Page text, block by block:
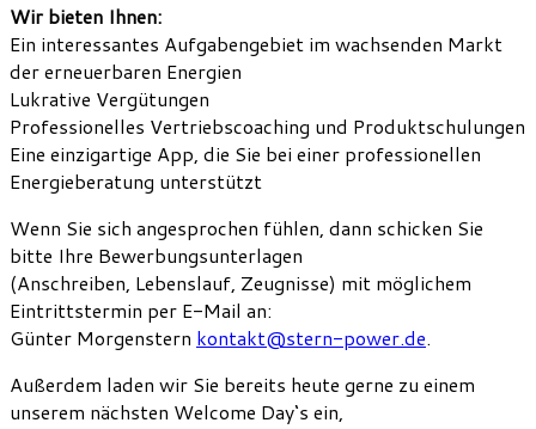
Wir bieten Ihnen:
Ein interessantes Aufgabengebiet im wachsenden Markt
der erneuerbaren Energien
Lukrative Vergütungen
Professionelles Vertriebscoaching und Produktschulungen
Eine einzigartige App, die Sie bei einer professionellen
Energieberatung unterstützt
Wenn Sie sich angesprochen fühlen, dann schicken Sie
bitte Ihre Bewerbungsunterlagen
(Anschreiben, Lebenslauf, Zeugnisse) mit möglichem
Eintrittstermin per E-Mail an:
Günter Morgenstern kontakt@stern-power.de.
Außerdem laden wir Sie bereits heute gerne zu einem
unserem nächsten Welcome Day‘s ein,